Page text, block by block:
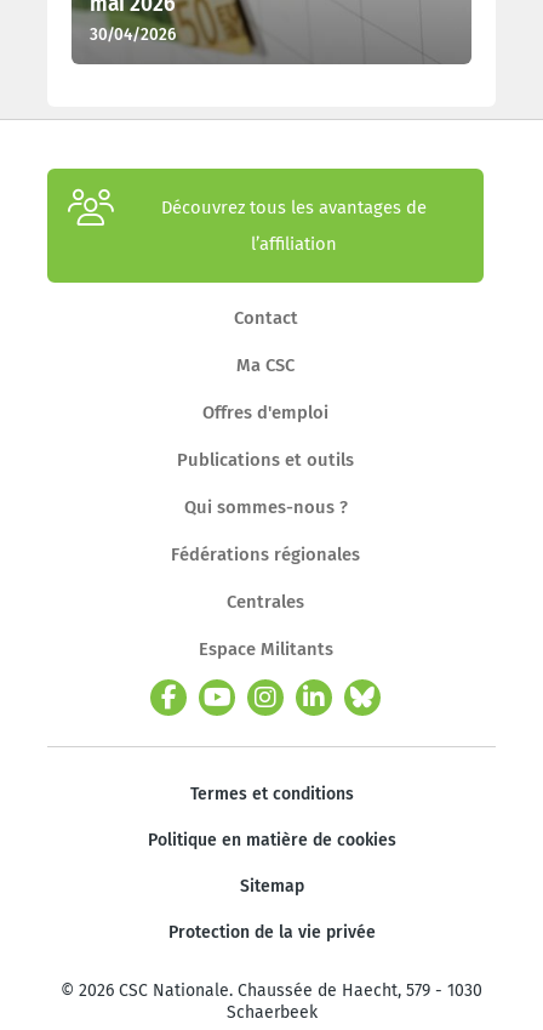
30/04/2026
Découvrez tous les avantages de
l’affiliation
Contact
Ma CSC
Offres d'emploi
Publications et outils
Qui sommes-nous ?
Fédérations régionales
Centrales
Espace Militants
Termes et conditions
Politique en matière de cookies
Sitemap
Protection de la vie privée
© 2026 CSC Nationale. Chaussée de Haecht, 579 - 1030
Schaerbeek